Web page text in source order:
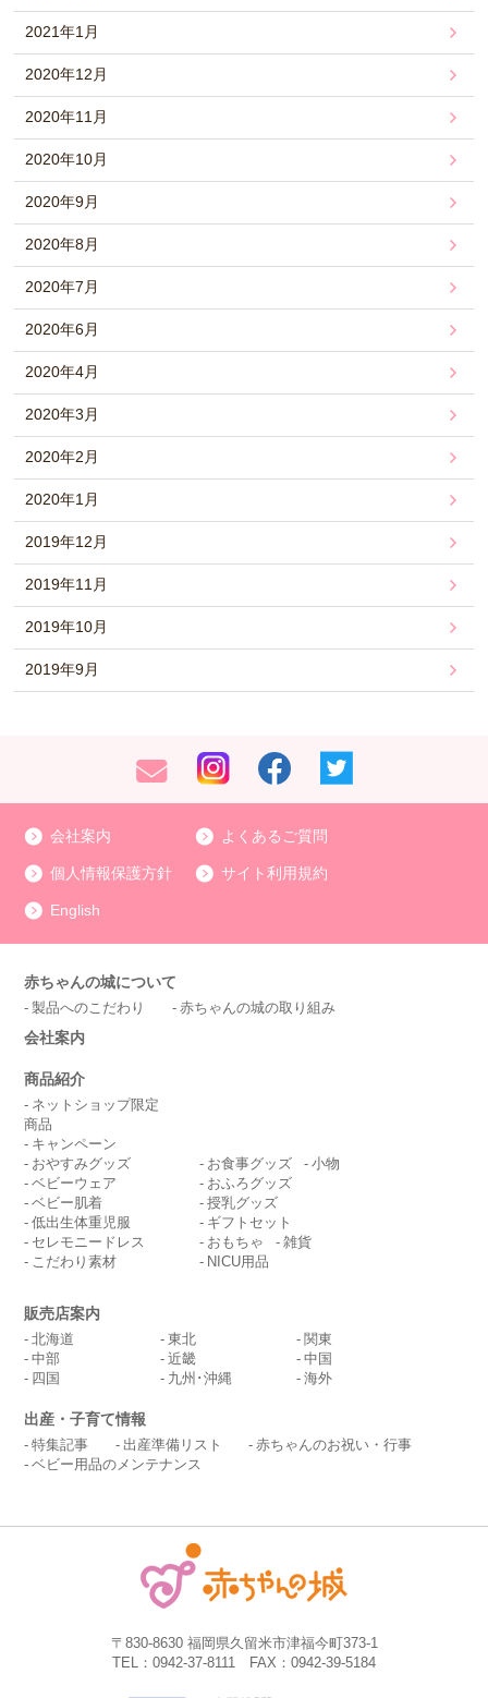
2021年1月
2020年12月
2020年11月
2020年10月
2020年9月
2020年8月
2020年7月
2020年6月
2020年4月
2020年3月
2020年2月
2020年1月
2019年12月
2019年11月
2019年10月
2019年9月
会社案内 よくあるご質問
個人情報保護方針 サイト利用規約
English
赤ちゃんの城について
製品へのこだわり 赤ちゃんの城の取り組み
会社案内
商品紹介
ネットショップ限定
商品
キャンペーン
おやすみグッズ
ベビーウェア
ベビー肌着
低出生体重児服
セレモニードレス
こだわり素材
お食事グッズ
小物
おふろグッズ
授乳グッズ
ギフトセット
おもちゃ
雑貨
NICU用品
販売店案内
北海道 東北
関東
中部
近畿
中国
四国
九州･沖縄 海外
出産・子育て情報
特集記事 出産準備リスト
赤ちゃんのお祝い・行事
ベビー用品のメンテナンス
〒830-8630 福岡県久留米市津福今町373-1
TEL：0942-37-8111 FAX：0942-39-5184